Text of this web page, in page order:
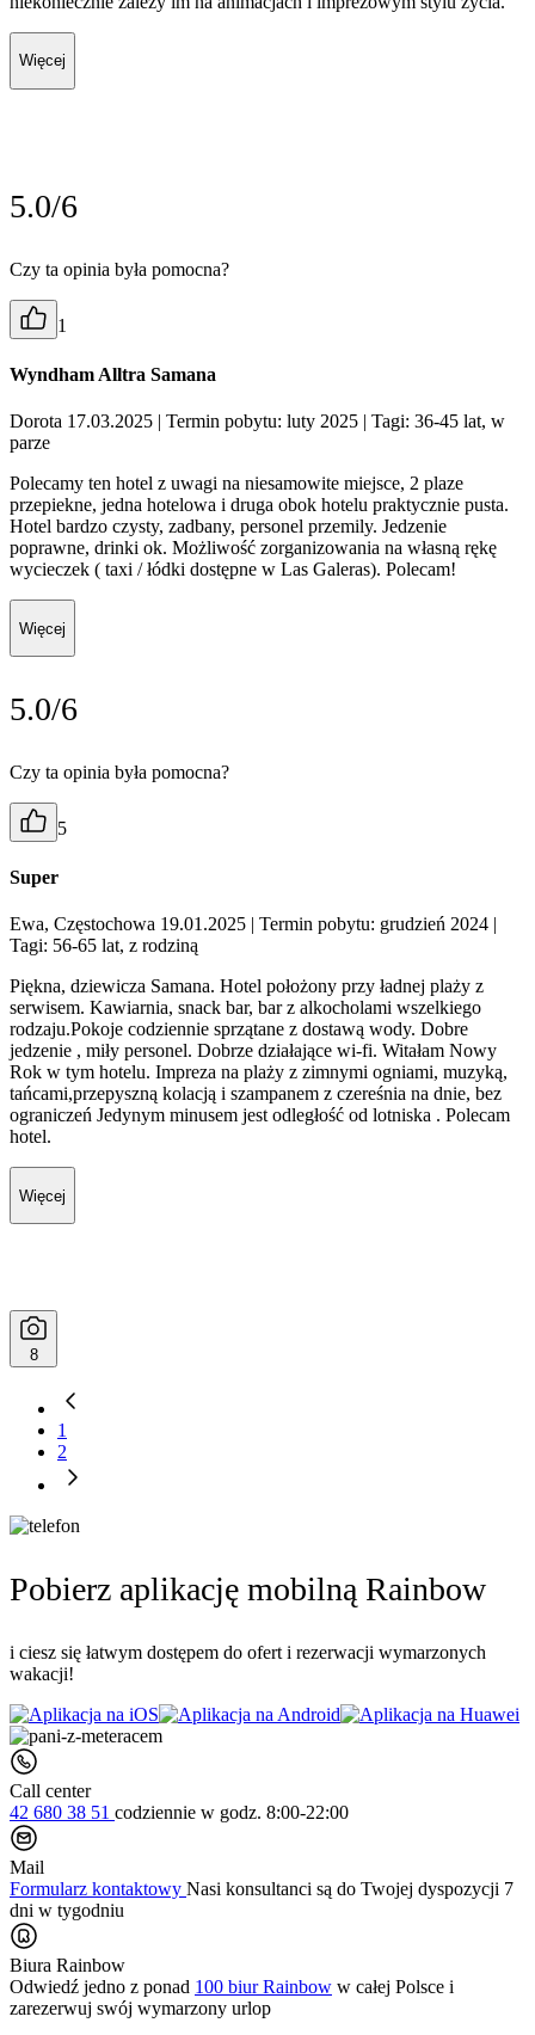
Więcej
5.0/6
Czy ta opinia była pomocna?
1
Wyndham Alltra Samana
Dorota 17.03.2025 | Termin pobytu: luty 2025 | Tagi: 36-45 lat, w
parze
Polecamy ten hotel z uwagi na niesamowite miejsce, 2 plaze
przepiekne, jedna hotelowa i druga obok hotelu praktycznie pusta.
Hotel bardzo czysty, zadbany, personel przemily. Jedzenie
poprawne, drinki ok. Możliwość zorganizowania na własną rękę
wycieczek ( taxi / łódki dostępne w Las Galeras). Polecam!
Więcej
5.0/6
Czy ta opinia była pomocna?
5
Super
Ewa, Częstochowa 19.01.2025 | Termin pobytu: grudzień 2024 |
Tagi: 56-65 lat, z rodziną
Piękna, dziewicza Samana. Hotel położony przy ładnej plaży z
serwisem. Kawiarnia, snack bar, bar z alkocholami wszelkiego
rodzaju.Pokoje codziennie sprzątane z dostawą wody. Dobre
jedzenie , miły personel. Dobrze działające wi-fi. Witałam Nowy
Rok w tym hotelu. Impreza na plaży z zimnymi ogniami, muzyką,
tańcami,przepyszną kolacją i szampanem z czereśnia na dnie, bez
ograniczeń Jedynym minusem jest odległość od lotniska . Polecam
hotel.
Więcej
8
1
2
Pobierz aplikację mobilną Rainbow
i ciesz się łatwym dostępem do ofert i rezerwacji wymarzonych
wakacji!
Call center
42 680 38 51 codziennie w godz. 8:00-22:00
Mail
Formularz kontaktowy Nasi konsultanci są do Twojej dyspozycji 7
dni w tygodniu
Biura Rainbow
Odwiedź jedno z ponad 100 biur Rainbow w całej Polsce i
zarezerwuj swój wymarzony urlop